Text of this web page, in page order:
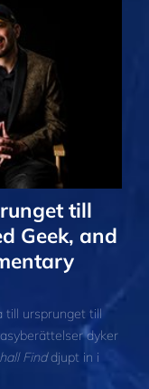
till
Geek, and
till ursprunget till
dyker
Finddjupt in i